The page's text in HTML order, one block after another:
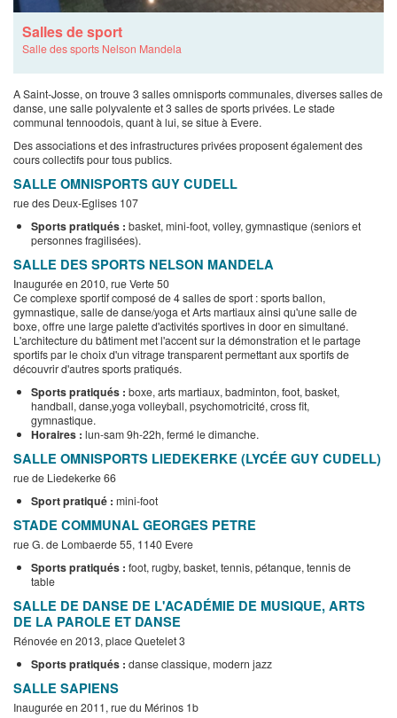
Salles de sport
Salle des sports Nelson Mandela
A Saint-Josse, on trouve 3 salles omnisports communales, diverses salles de
danse, une salle polyvalente et 3 salles de sports privées. Le stade
communal tennoodois, quant à lui, se situe à Evere.
Des associations et des infrastructures privées proposent également des
cours collectifs pour tous publics.
SALLE OMNISPORTS GUY CUDELL
rue des Deux-Eglises 107
Sports pratiqués : basket, mini-foot, volley, gymnastique (seniors et
personnes fragilisées).
SALLE DES SPORTS NELSON MANDELA
Inaugurée en 2010, rue Verte 50
Ce complexe sportif composé de 4 salles de sport : sports ballon,
gymnastique, salle de danse/yoga et Arts martiaux ainsi qu'une salle de
boxe, offre une large palette d'activités sportives in door en simultané.
L'architecture du bâtiment met l'accent sur la démonstration et le partage
sportifs par le choix d'un vitrage transparent permettant aux sportifs de
découvrir d'autres sports pratiqués.
Sports pratiqués : boxe, arts martiaux, badminton, foot, basket,
handball, danse,yoga volleyball, psychomotricité, cross fit,
gymnastique.
Horaires : lun-sam 9h-22h, fermé le dimanche.
SALLE OMNISPORTS LIEDEKERKE (LYCÉE GUY CUDELL)
rue de Liedekerke 66
Sport pratiqué : mini-foot
STADE COMMUNAL GEORGES PETRE
rue G. de Lombaerde 55, 1140 Evere
Sports pratiqués : foot, rugby, basket, tennis, pétanque, tennis de
table
SALLE DE DANSE DE L'ACADÉMIE DE MUSIQUE, ARTS
DE LA PAROLE ET DANSE
Rénovée en 2013, place Quetelet 3
Sports pratiqués : danse classique, modern jazz
SALLE SAPIENS
Inaugurée en 2011, rue du Mérinos 1b